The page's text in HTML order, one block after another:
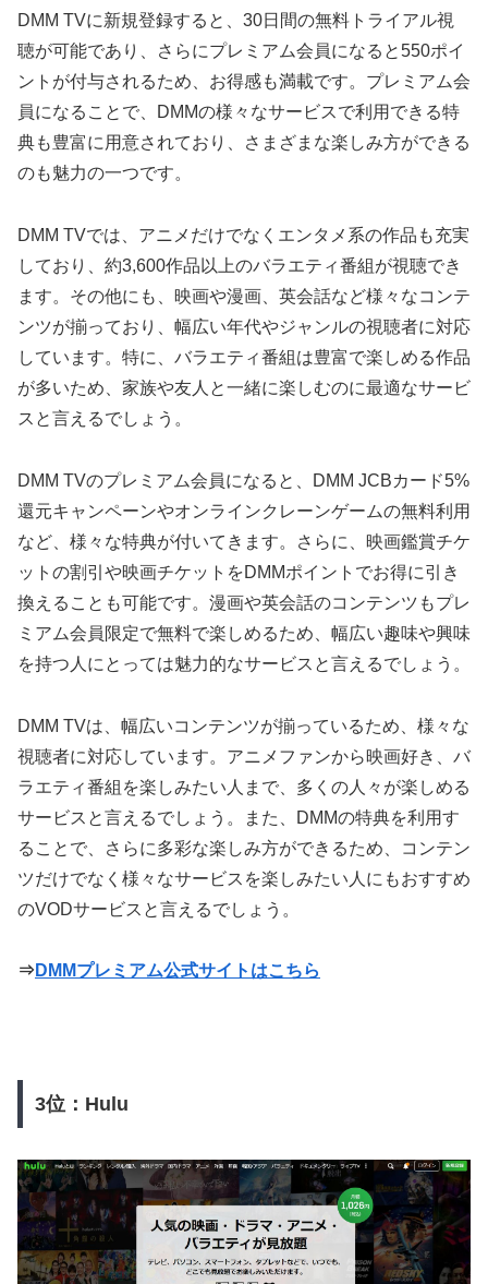
DMM TVに新規登録すると、30日間の無料トライアル視
聴が可能であり、さらにプレミアム会員になると550ポイ
ントが付与されるため、お得感も満載です。プレミアム会
員になることで、DMMの様々なサービスで利用できる特
典も豊富に用意されており、さまざまな楽しみ方ができる
のも魅力の一つです。
DMM TVでは、アニメだけでなくエンタメ系の作品も充実
しており、約3,600作品以上のバラエティ番組が視聴でき
ます。その他にも、映画や漫画、英会話など様々なコンテ
ンツが揃っており、幅広い年代やジャンルの視聴者に対応
しています。特に、バラエティ番組は豊富で楽しめる作品
が多いため、家族や友人と一緒に楽しむのに最適なサービ
スと言えるでしょう。
DMM TVのプレミアム会員になると、DMM JCBカード5%
還元キャンペーンやオンラインクレーンゲームの無料利用
など、様々な特典が付いてきます。さらに、映画鑑賞チケ
ットの割引や映画チケットをDMMポイントでお得に引き
換えることも可能です。漫画や英会話のコンテンツもプレ
ミアム会員限定で無料で楽しめるため、幅広い趣味や興味
を持つ人にとっては魅力的なサービスと言えるでしょう。
DMM TVは、幅広いコンテンツが揃っているため、様々な
視聴者に対応しています。アニメファンから映画好き、バ
ラエティ番組を楽しみたい人まで、多くの人々が楽しめる
サービスと言えるでしょう。また、DMMの特典を利用す
ることで、さらに多彩な楽しみ方ができるため、コンテン
ツだけでなく様々なサービスを楽しみたい人にもおすすめ
のVODサービスと言えるでしょう。
⇒ DMMプレミアム公式サイトはこちら
3位：Hulu